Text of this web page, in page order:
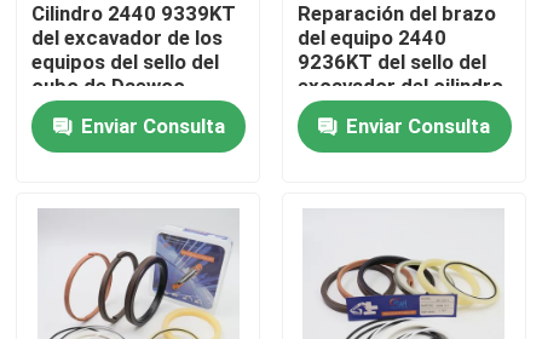
Hogar
Productos
Sobre nosotros
Viaje de la fábrica
Cilindro 2440 9339KT
del excavador de los
equipos del sello del
cubo de Daewoo
DH220 5
Enviar Consulta
Reparación del brazo
del equipo 2440
9236KT del sello del
excavador del cilindro
de Daewoo DH220 5
Enviar Consulta